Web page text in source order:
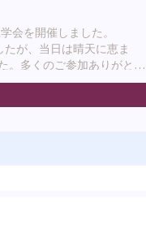
会を開催しました。
が、当日は晴天に恵ま
。多くのご参加ありがとう
は、調査の成果として、
方部で旧表土（古墳時代
丘に登っていただくこと